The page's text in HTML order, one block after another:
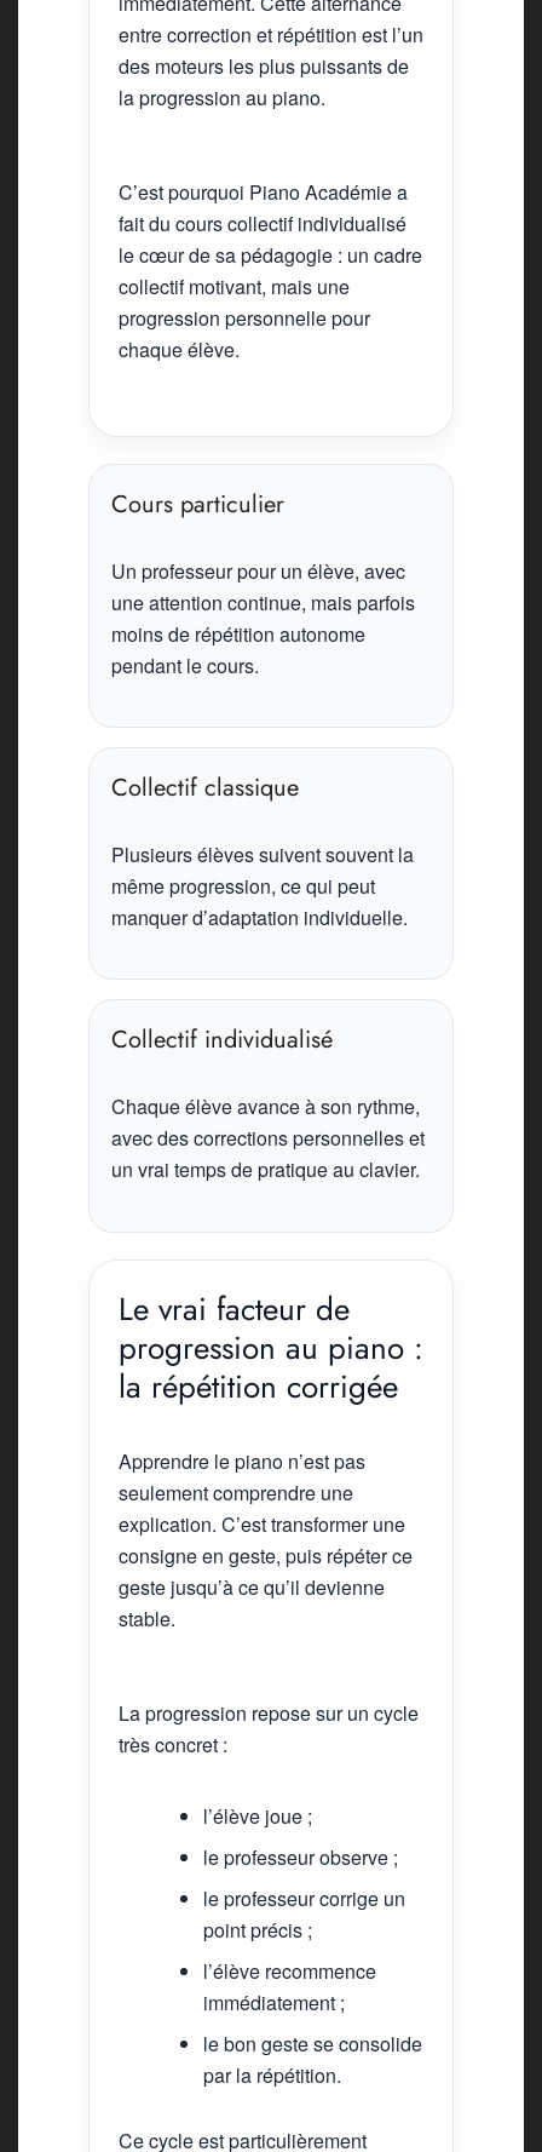
entre correction et répétition est l’un
des moteurs les plus puissants de
la progression au piano.
C’est pourquoi Piano Académie a
fait du cours collectif individualisé
le cœur de sa pédagogie : un cadre
collectif motivant, mais une
progression personnelle pour
chaque élève.
Cours particulier
Un professeur pour un élève, avec
une attention continue, mais parfois
moins de répétition autonome
pendant le cours.
Collectif classique
Plusieurs élèves suivent souvent la
même progression, ce qui peut
manquer d’adaptation individuelle.
Collectif individualisé
Chaque élève avance à son rythme,
avec des corrections personnelles et
un vrai temps de pratique au clavier.
Le vrai facteur de
progression au piano :
la répétition corrigée
Apprendre le piano n’est pas
seulement comprendre une
explication. C’est transformer une
consigne en geste, puis répéter ce
geste jusqu’à ce qu’il devienne
stable.
La progression repose sur un cycle
très concret :
l’élève joue ;
le professeur observe ;
le professeur corrige un
point précis ;
l’élève recommence
immédiatement ;
le bon geste se consolide
par la répétition.
Ce cycle est particulièrement